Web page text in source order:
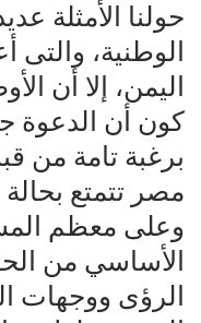
حولنا الأمثلة
الوطنية، والتى
اليمن، إلا أن
كون أن الدعوة
برغبة تامة من
مصر تتمتع
وعلى معظم
الأساسي من
الرؤى ووجهات